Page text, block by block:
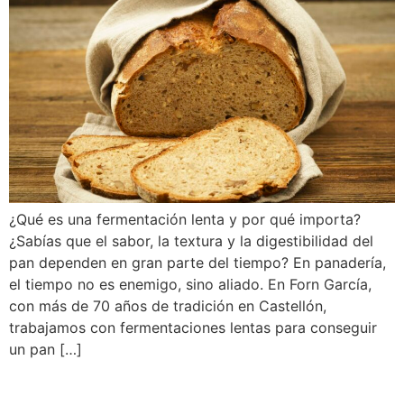
¿Qué es una fermentación lenta y por qué importa?
¿Sabías que el sabor, la textura y la digestibilidad del
pan dependen en gran parte del tiempo? En panadería,
el tiempo no es enemigo, sino aliado. En Forn García,
con más de 70 años de tradición en Castellón,
trabajamos con fermentaciones lentas para conseguir
un pan […]